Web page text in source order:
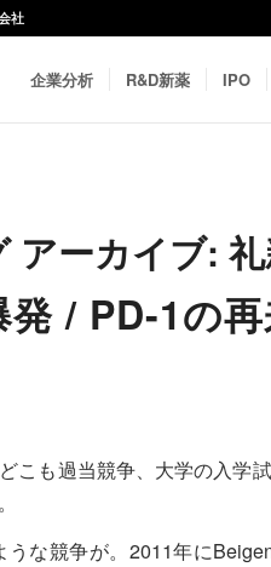
社
企業分析 R&D新薬 IPO
アーカイブ:
/ PD-1の再
こも過当競争、大学の入学
な競争が。2011年に